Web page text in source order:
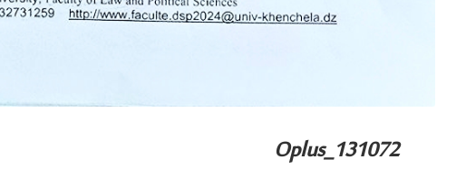
Oplus_131072